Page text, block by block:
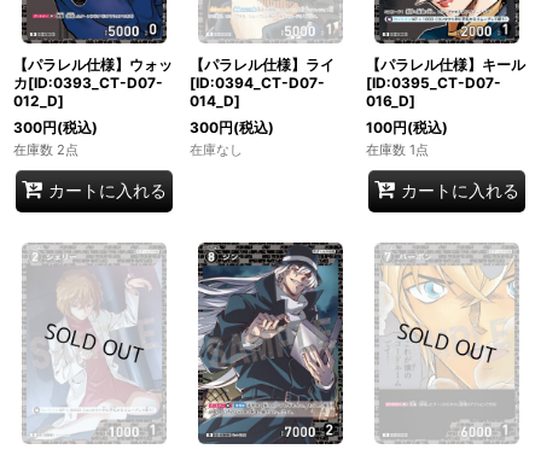
【パラレル仕様】ウォッ
カ[ID:0393_CT-D07-
012_D]
300円(税込)
在庫数 2点
カートに入れる
【パラレル仕様】ライ
[ID:0394_CT-D07-
014_D]
300円(税込)
在庫なし
【パラレル仕様】キール
[ID:0395_CT-D07-
016_D]
100円(税込)
在庫数 1点
カートに入れる